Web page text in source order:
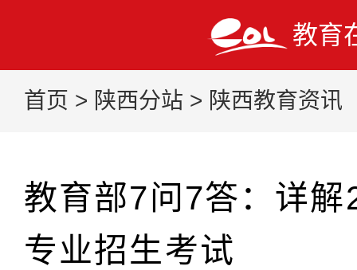
教育
首页 > 陕西分站 > 陕西教育资讯
教育部7问7答：详
专业招生考试